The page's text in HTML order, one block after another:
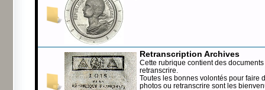
Retranscription Archives
Cette rubrique contient des
retranscrire.
Toutes les bonnes volontés pour faire
photos ou retranscrire sont les